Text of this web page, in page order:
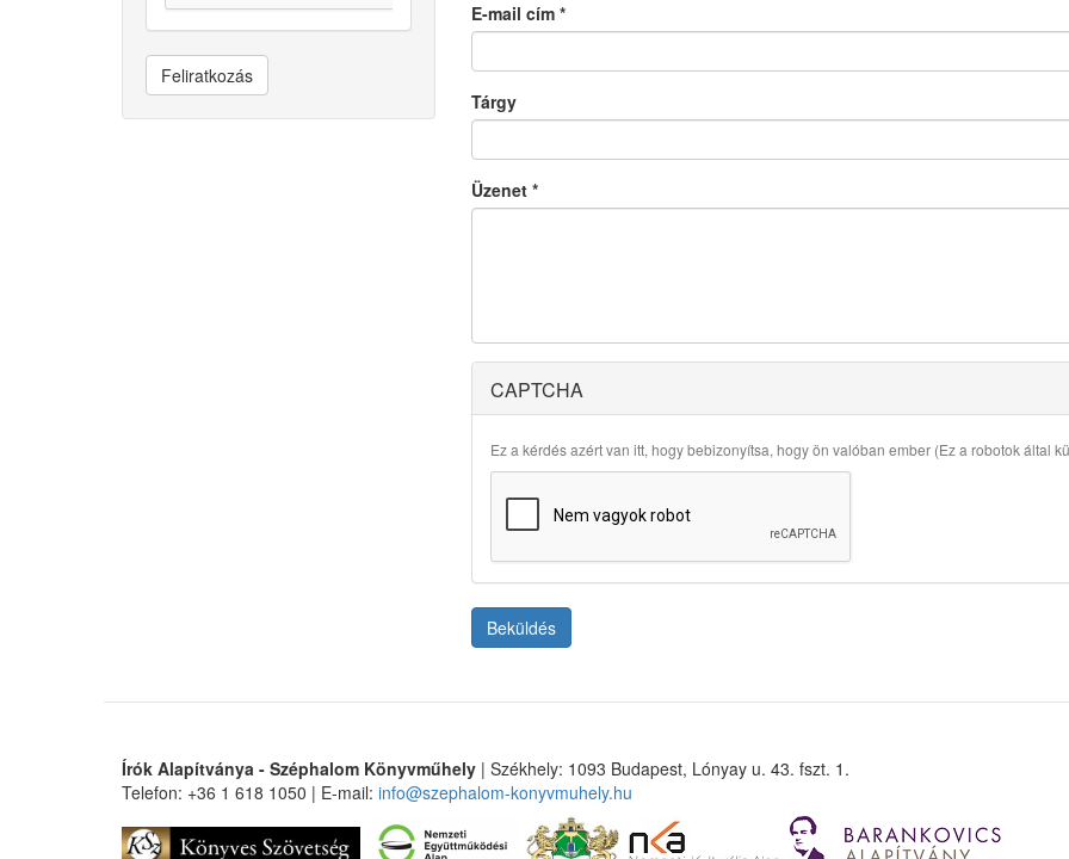
Feliratkozás
E-mail cím *
Tárgy
Üzenet *
CAPTCHA
Ez a kérdés azért van itt, hogy bebizonyítsa, hogy ön valóban ember (Ez a robotok által
Beküldés
Írók Alapítványa - Széphalom Könyvműhely | Székhely: 1093 Budapest, Lónyay u. 43. fszt. 1.
Telefon: +36 1 618 1050 | E-mail: info@szephalom-konyvmuhely.hu